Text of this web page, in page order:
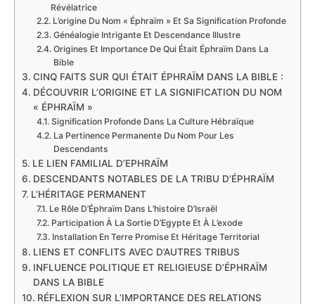
Révélatrice
L’origine Du Nom « Éphraïm » Et Sa Signification Profonde
Généalogie Intrigante Et Descendance Illustre
Origines Et Importance De Qui Était Éphraïm Dans La
Bible
CINQ FAITS SUR QUI ÉTAIT ÉPHRAÏM DANS LA BIBLE :
DÉCOUVRIR L’ORIGINE ET LA SIGNIFICATION DU NOM
« ÉPHRAÏM »
Signification Profonde Dans La Culture Hébraïque
La Pertinence Permanente Du Nom Pour Les
Descendants
LE LIEN FAMILIAL D’EPHRAÏM
DESCENDANTS NOTABLES DE LA TRIBU D’ÉPHRAÏM
L’HÉRITAGE PERMANENT
Le Rôle D’Éphraïm Dans L’histoire D’Israël
Participation À La Sortie D’Egypte Et À L’exode
Installation En Terre Promise Et Héritage Territorial
LIENS ET CONFLITS AVEC D’AUTRES TRIBUS
INFLUENCE POLITIQUE ET RELIGIEUSE D’ÉPHRAÏM
DANS LA BIBLE
RÉFLEXION SUR L’IMPORTANCE DES RELATIONS